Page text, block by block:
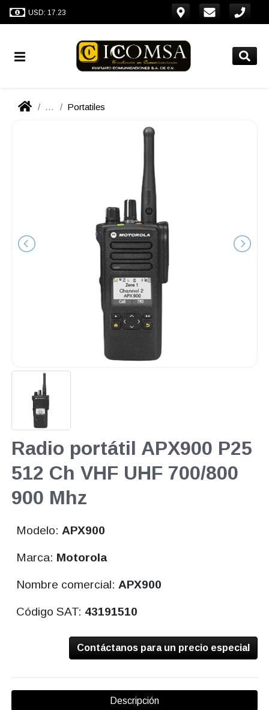
USD: 17.23
... Portatiles
Radio portátil APX900 P25
512 Ch VHF UHF 700/800
900 Mhz
Modelo: APX900
Marca: Motorola
Nombre comercial: APX900
Código SAT: 43191510
Contáctanos para un precio especial
Descripción